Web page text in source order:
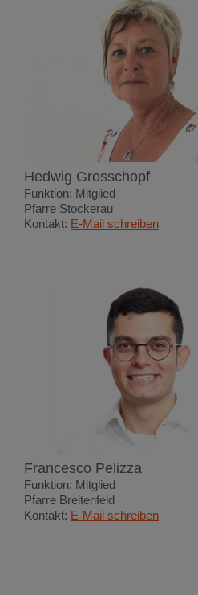
Hedwig Grosschopf
Funktion: Mitglied
Pfarre Stockerau
Kontakt: E-Mail schreiben
Francesco Pelizza
Funktion: Mitglied
Pfarre Breitenfeld
Kontakt: E-Mail schreiben